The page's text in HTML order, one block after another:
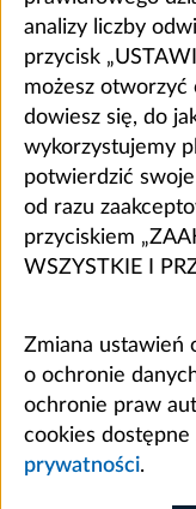
analizy liczby
przycisk
możesz
dowiesz się, do
wykorzystujemy
potwierdzić
od razu
przyciskiem
WSZYSTKIE I
Zmiana ustawień
o ochronie
ochronie praw
cookies dostępne
prywatności.